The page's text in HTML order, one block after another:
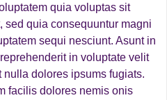
quia voluptas sit
sed quia consequuntur magni
sequi nesciunt. Asunt in
in voluptate velit
dolores ipsums fugiats.
facilis dolores nemis onis